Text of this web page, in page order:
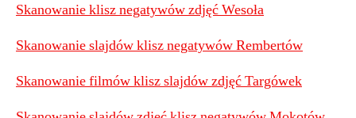
Skanowanie klisz negatywów zdjęć Wesoła
Skanowanie slajdów klisz negatywów Rembertów
Skanowanie filmów klisz slajdów zdjęć Targówek